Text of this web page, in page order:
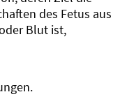
des Fetus aus
Blut ist,